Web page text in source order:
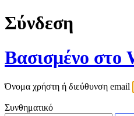
Σύνδεση
Βασισμένο στο
Όνομα χρήστη ή διεύθυνση email
Συνθηματικό